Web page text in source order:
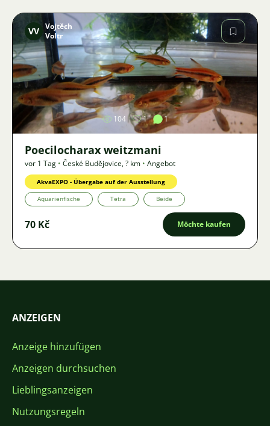
Bild
VV Vojtěch
Voltr
104 1 1
Poecilocharax weitzmani
vor 1 Tag • České Budějovice,? km • Angebot
AkvaEXPO - Übergabe auf der Ausstellung
Aquarienfische Tetra Beide
70 Kč Möchte kaufen
ANZEIGEN
Anzeige hinzufügen
Anzeigen durchsuchen
Lieblingsanzeigen
Nutzungsregeln